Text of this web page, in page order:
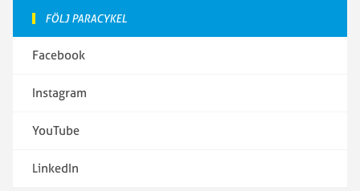
FÖLJ PARACYKEL
Facebook
Instagram
YouTube
LinkedIn